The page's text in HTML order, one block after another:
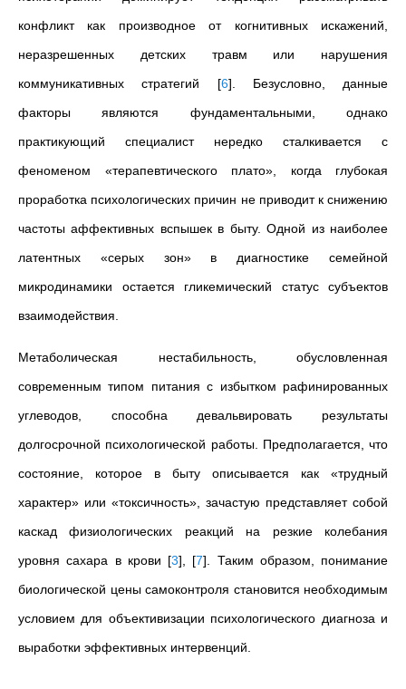
конфликт как производное от когнитивных искажений,
неразрешенных детских травм или нарушения
коммуникативных стратегий [6] . Безусловно, данные
факторы являются фундаментальными, однако
практикующий специалист нередко сталкивается с
феноменом «терапевтического плато», когда глубокая
проработка психологических причин не приводит к снижению
частоты аффективных вспышек в быту. Одной из наиболее
латентных «серых зон» в диагностике семейной
микродинамики остается гликемический статус субъектов
взаимодействия.
Метаболическая нестабильность, обусловленная
современным типом питания с избытком рафинированных
углеводов, способна девальвировать результаты
долгосрочной психологической работы. Предполагается, что
состояние, которое в быту описывается как «трудный
характер» или «токсичность», зачастую представляет собой
каскад физиологических реакций на резкие колебания
уровня сахара в крови [3] [7] . Таким образом, понимание
биологической цены самоконтроля становится необходимым
условием для объективизации психологического диагноза и
выработки эффективных интервенций.